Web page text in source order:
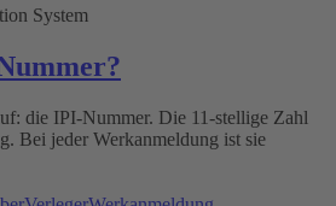
System
die IPI-Nummer. Die 11-stellige Zahl
Bei jeder Werkanmeldung ist sie